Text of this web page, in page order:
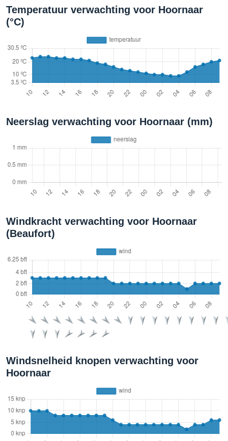
Temperatuur verwachting voor Hoornaar
(°C)
Neerslag verwachting voor Hoornaar (mm)
Windkracht verwachting voor Hoornaar
(Beaufort)
Windsnelheid knopen verwachting voor
Hoornaar